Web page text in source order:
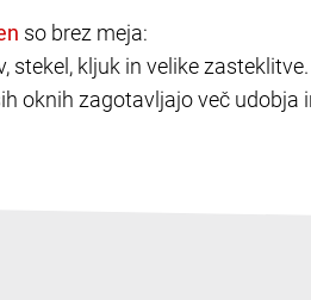
so brez meja:
stekel, kljuk in velike
oknih zagotavljajo več